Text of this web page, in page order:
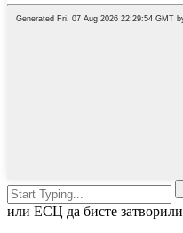
или ЕСЦ да бисте затворили